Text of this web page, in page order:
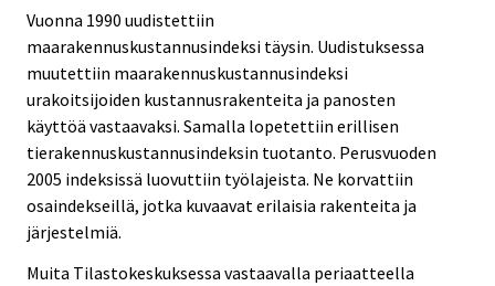
Vuonna 1990 uudistettiin
maarakennuskustannusindeksi täysin. Uudistuksessa
muutettiin maarakennuskustannusindeksi
urakoitsijoiden kustannusrakenteita ja panosten
käyttöä vastaavaksi. Samalla lopetettiin erillisen
tierakennuskustannusindeksin tuotanto. Perusvuoden
2005 indeksissä luovuttiin työlajeista. Ne korvattiin
osaindekseillä, jotka kuvaavat erilaisia rakenteita ja
järjestelmiä.
Muita Tilastokeskuksessa vastaavalla periaatteella